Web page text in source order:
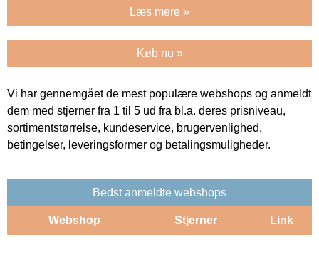
Læs mere »
Køb nu »
Vi har gennemgået de mest populære webshops og anmeldt
dem med stjerner fra 1 til 5 ud fra bl.a. deres prisniveau,
sortimentstørrelse, kundeservice, brugervenlighed,
betingelser, leveringsformer og betalingsmuligheder.
Bedst anmeldte webshops
Webshop Stjerner Link